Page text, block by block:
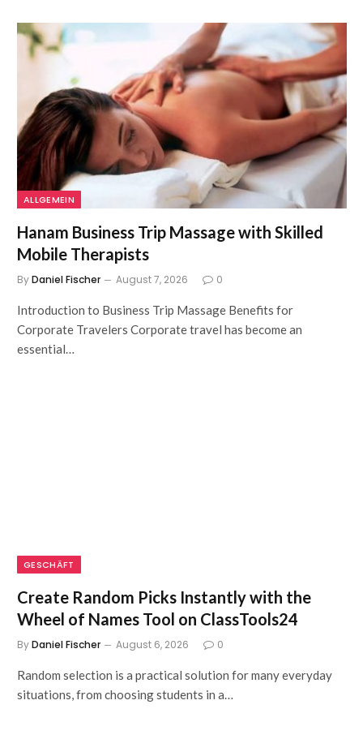
ALLGEMEIN
Hanam Business Trip Massage with Skilled
Mobile Therapists
ByDaniel Fischer August 7, 2026 0
Introduction to Business Trip Massage Benefits for
Corporate Travelers Corporate travel has become an
essential…
GESCHÄFT
Create Random Picks Instantly with the
Wheel of Names Tool on ClassTools24
ByDaniel Fischer August 6, 2026 0
Random selection is a practical solution for many everyday
situations, from choosing students in a…